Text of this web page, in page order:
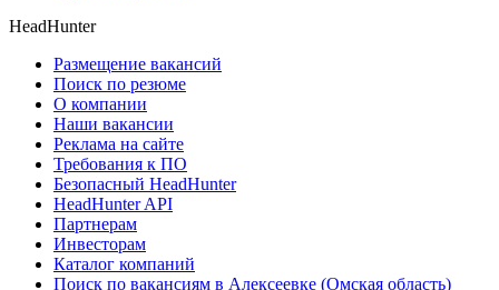
HeadHunter
Размещение вакансий
Поиск по резюме
О компании
Наши вакансии
Реклама на сайте
Требования к ПО
Безопасный HeadHunter
HeadHunter API
Партнерам
Инвесторам
Каталог компаний
Поиск по вакансиям в Алексеевке (Омская область)